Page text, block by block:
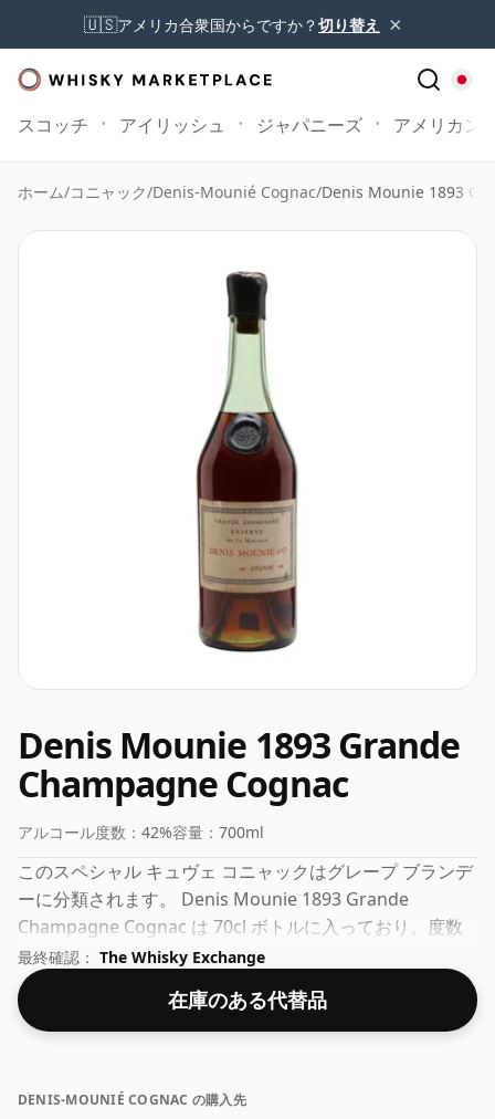
🇺🇸アメリカ合衆国からですか？切り替え ×
スコッチ アイリッシュ ジャパニーズ アメリカン
ホーム/コニャック/Denis-Mounié Cognac/Denis Mounie 1893
Denis Mounie 1893 Grande
Champagne Cognac
アルコール度数： 42%容量： 700ml
このスペシャル キュヴェ コニャックはグレープ ブランデ
ーに分類されます。 Denis Mounie 1893 Grande
Champagne Cognac は 70cl ボトルに入っており、度数
は 42% です。
最終確認： The Whisky Exchange
在庫のある代替品
DENIS-MOUNIÉ COGNAC の購入先